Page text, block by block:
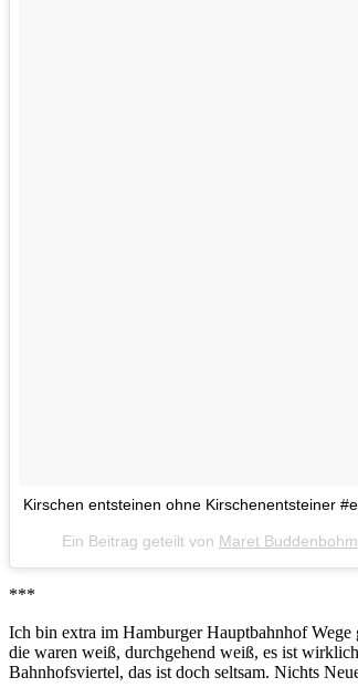
Kirschen entsteinen ohne Kirschenentsteiner
Ein Beitrag geteilt von Maret Buddenbohm
***
Ich bin extra im Hamburger Hauptbahnhof
die waren weiß, durchgehend weiß, es ist
Bahnhofsviertel, das ist doch seltsam. Nichts